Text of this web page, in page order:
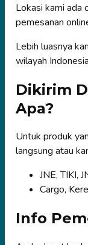
Lokasi kami ada
pemesanan
Lebih luasnya
wilayah
Dikirim
Apa?
Untuk produk
langsung atau
JNE, TIKI,
Cargo,
Info